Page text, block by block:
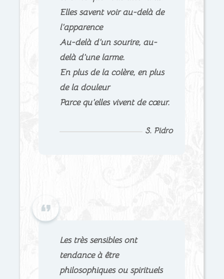
Elles savent voir au-delà de
l’apparence
Au-delà d’un sourire, au-
delà d’une larme.
En plus de la colère, en plus
de la douleur
Parce qu’elles vivent de cœur.
S. Pidro
Les très sensibles ont
tendance à être
philosophiques ou spirituels